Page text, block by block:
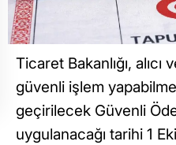
Ticaret Bakanlığı, alıcı
güvenli işlem
geçirilecek Güvenli
uygulanacağı tarihi 1